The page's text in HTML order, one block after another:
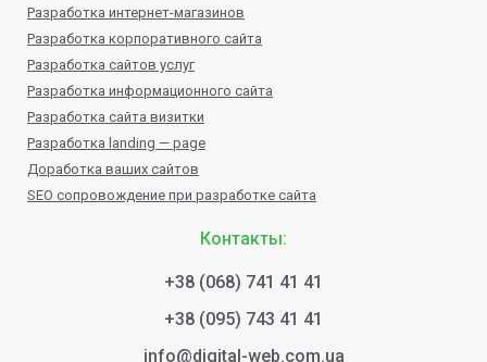
Разработка интернет-магазинов
Разработка корпоративного сайта
Разработка сайтов услуг
Разработка информационного сайта
Разработка сайта визитки
Разработка landing — page
Доработка ваших сайтов
SEO сопровождение при разработке сайта
Контакты:
+38 (068) 741 41 41
+38 (095) 743 41 41
info@digital-web.com.ua